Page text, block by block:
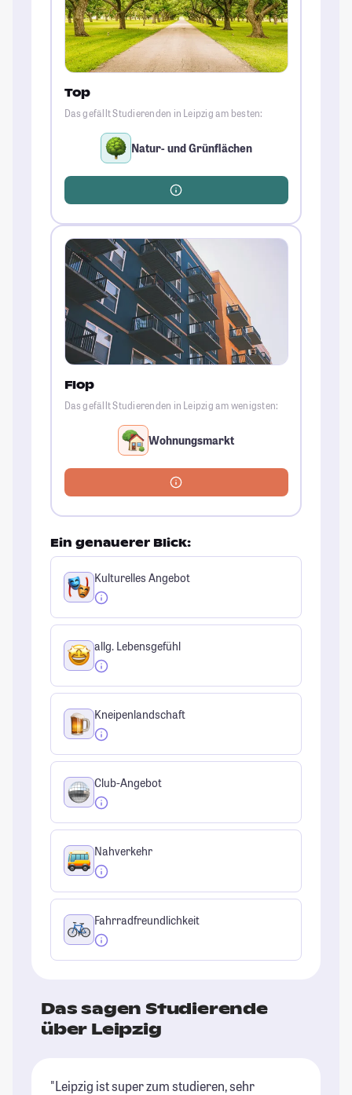
Top
Das gefällt Studierenden in Leipzig am besten:
Natur- und Grünflächen
Flop
Das gefällt Studierenden in Leipzig am wenigsten:
Wohnungsmarkt
Ein genauerer Blick:
Kulturelles Angebot
allg. Lebensgefühl
Kneipenlandschaft
Club-Angebot
Nahverkehr
Fahrradfreundlichkeit
Das sagen Studierende
über Leipzig
"Leipzig ist super zum studieren, sehr